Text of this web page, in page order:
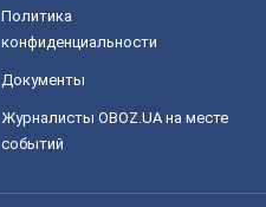
Политика
конфиденциальности
Документы
Журналисты OBOZ.UA на месте
событий